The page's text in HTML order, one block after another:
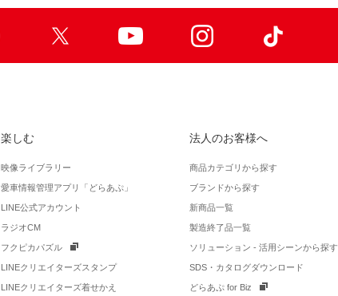
楽しむ
映像ライブラリー
愛車情報管理アプリ「どらあぷ」
LINE公式アカウント
ラジオCM
フクピカパズル
LINEクリエイターズスタンプ
LINEクリエイターズ着せかえ
法人のお客様へ
商品カテゴリから探す
ブランドから探す
新商品一覧
製造終了品一覧
ソリューション - 活用シーンから探す
SDS・カタログダウンロード
どらあぷ for Biz